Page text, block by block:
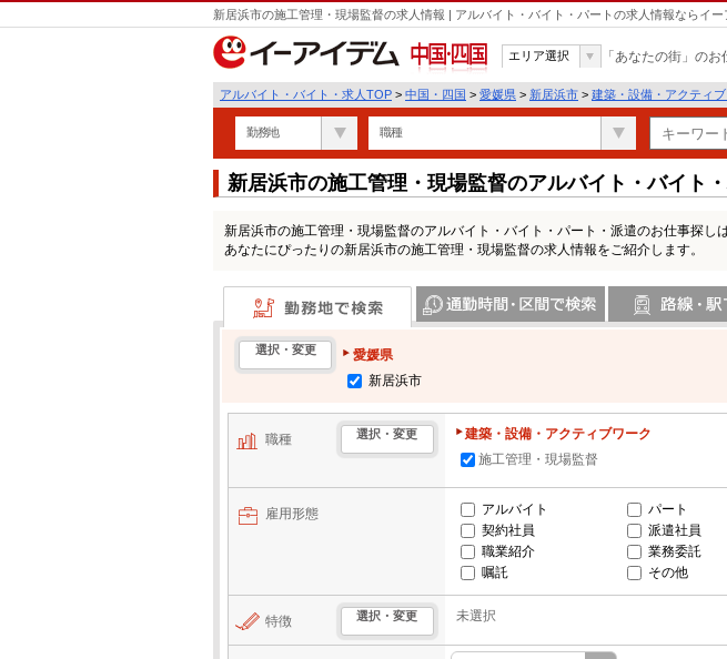
新居浜市の施工管理・現場監督の求人情報 | アルバイト・バイト・パートの求人情報ならイー
中国・四国
エリア選択 「あなたの街」の
アルバイト・バイト・求人TOP > 中国・四国 > 愛媛県 > 新居浜市 > 建築・設備・アクティブ
勤務地 職種
新居浜市の施工管理・現場監督のアルバイト・バイト
新居浜市の施工管理・現場監督のアルバイト・バイト・パート・派遣のお仕事探し
あなたにぴったりの新居浜市の施工管理・現場監督の求人情報をご紹介します。
勤務地で検索
選択・変更
愛媛県
新居浜市
職種 選択・変更
建築・設備・アクティブワーク
施工管理・現場監督
雇用形態 アルバイト パート
契約社員
派遣社員
職業紹介
業務委託
嘱託
その他
特徴 選択・変更 未選択